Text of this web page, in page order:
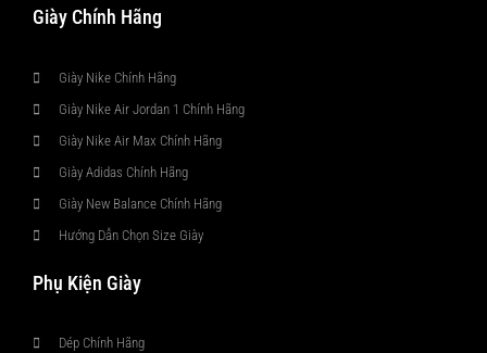
Giày Chính Hãng
Giày Nike Chính Hãng
Giày Nike Air Jordan 1 Chính Hãng
Giày Nike Air Max Chính Hãng
Giày Adidas Chính Hãng
Giày New Balance Chính Hãng
Hướng Dẫn Chọn Size Giày
Phụ Kiện Giày
Dép Chính Hãng